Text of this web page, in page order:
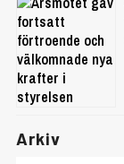
Arkiv